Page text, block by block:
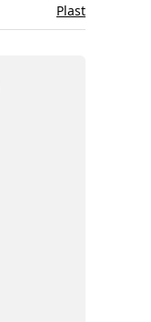
Plast